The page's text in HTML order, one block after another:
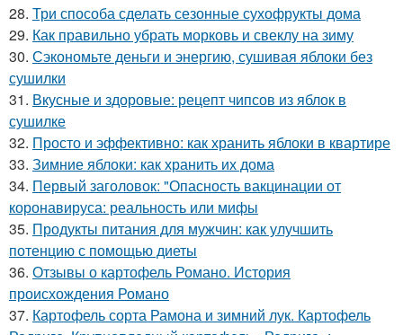
28. Три способа сделать сезонные сухофрукты дома
29. Как правильно убрать морковь и свеклу на зиму
30. Сэкономьте деньги и энергию, сушивая яблоки без
сушилки
31. Вкусные и здоровые: рецепт чипсов из яблок в
сушилке
32. Просто и эффективно: как хранить яблоки в квартире
33. Зимние яблоки: как хранить их дома
34. Первый заголовок: "Опасность вакцинации от
коронавируса: реальность или мифы
35. Продукты питания для мужчин: как улучшить
потенцию с помощью диеты
36. Отзывы о картофель Романо. История
происхождения Романо
37. Картофель сорта Рамона и зимний лук. Картофель